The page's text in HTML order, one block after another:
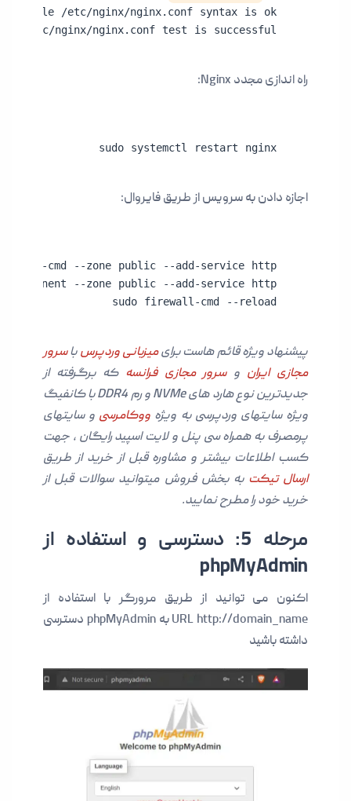
/etc/nginx/nginx.conf test is successful
راه اندازی مجدد Nginx:
sudo systemctl restart nginx
اجازه دادن به سرویس از طریق فایروال:
sudo firewall-cmd --reload
پیشنهاد ویژه قائم هاست برایمیزبانی وردپرسباسرور
مجازی ایران وسرور مجازی فرانسه که برگرفته از
جدیدترین نوع هارد های NVMe و رم DDR4 با کانفیگ
ویژه سایتهای وردپرسی به ویژه ووکامرسی و سایتهای
پرمصرف به همراه سی پنل و لایت اسپید رایگان ، جهت
کسب اطلاعات بیشتر و مشاوره قبل از خرید از طریق
ارسال تیکت به بخش فروش میتوانید سوالات قبل از
خرید خود را مطرح نمایید.
مرحله 5: دسترسی و استفاده از
phpMyAdmin
اکنون می توانید از طریق مرورگر با استفاده از
URL http://domain_name به phpMyAdmin دسترسی
داشته باشید